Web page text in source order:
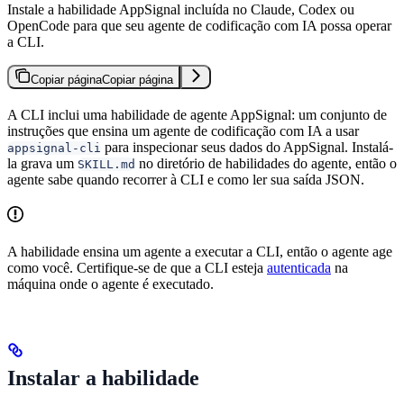
Instale a habilidade AppSignal incluída no Claude, Codex ou
OpenCode para que seu agente de codificação com IA possa operar
a CLI.
Copiar páginaCopiar página
A CLI inclui uma habilidade de agente AppSignal: um conjunto de
instruções que ensina um agente de codificação com IA a usar
appsignal-cli para inspecionar seus dados do AppSignal. Instalá-
la grava um SKILL.md no diretório de habilidades do agente, então o
agente sabe quando recorrer à CLI e como ler sua saída JSON.
A habilidade ensina um agente a executar a CLI, então o agente age
como você. Certifique-se de que a CLI esteja autenticada na
máquina onde o agente é executado.
Instalar a habilidade